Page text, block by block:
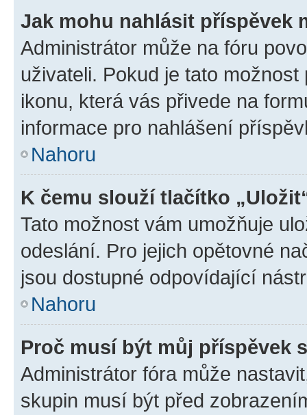
Jak mohu nahlásit příspěvek
Administrátor může na fóru
uživateli. Pokud je tato
ikonu, která vás přivede na
informace pro nahlášení
Nahoru
K čemu slouží tlačítko
Tato možnost vám umožňuje
odeslání. Pro jejich opětovné
jsou dostupné odpovídající
Nahoru
Proč musí být můj příspěvek
Administrátor fóra může
skupin musí být před